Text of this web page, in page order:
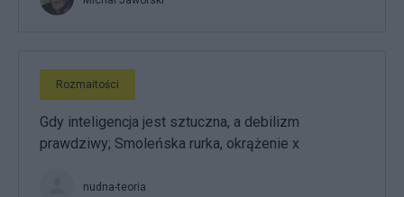
Rozmaitości
Gdy inteligencja jest sztuczna, a debilizm
prawdziwy; Smoleńska rurka, okrążenie x
nudna-teoria